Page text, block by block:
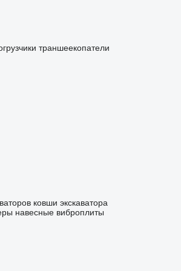
траншеекопатели
ковши экскаватора
навесные виброплиты